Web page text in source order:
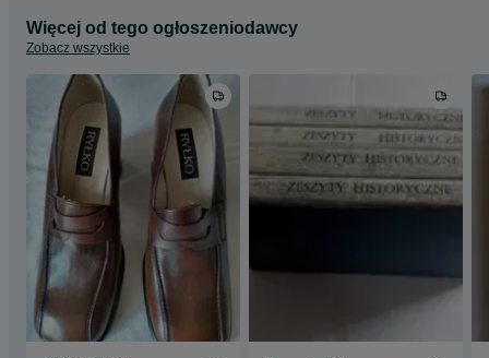
Więcej od tego ogłoszeniodawcy
Zobacz wszystkie